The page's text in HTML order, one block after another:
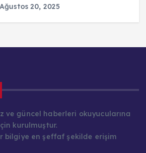
20, 2025
ve güncel haberleri okuyucularına
kurulmuştur.
bilgiye en şeffaf şekilde erişim